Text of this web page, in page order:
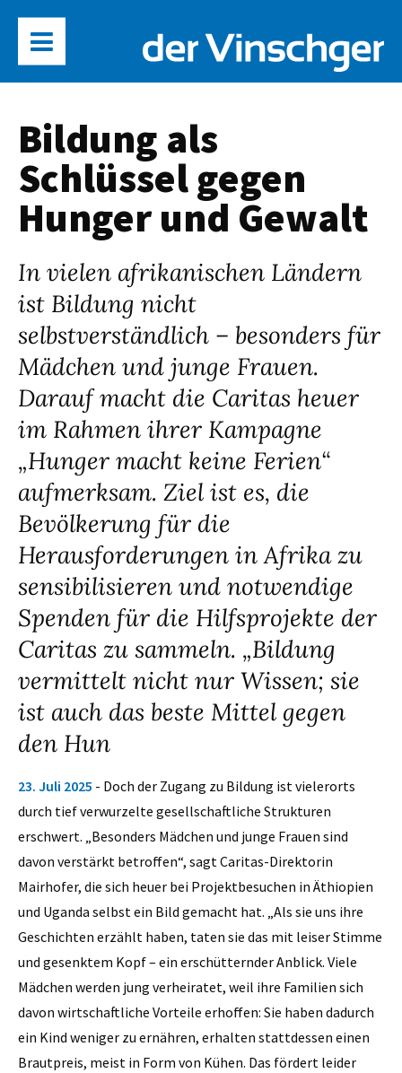
Bildung als
Schlüssel gegen
Hunger und Gewalt
In vielen afrikanischen Ländern
ist Bildung nicht
selbstverständlich – besonders für
Mädchen und junge Frauen.
Darauf macht die Caritas heuer
im Rahmen ihrer Kampagne
„Hunger macht keine Ferien“
aufmerksam. Ziel ist es, die
Bevölkerung für die
Herausforderungen in Afrika zu
sensibilisieren und notwendige
Spenden für die Hilfsprojekte der
Caritas zu sammeln. „Bildung
vermittelt nicht nur Wissen; sie
ist auch das beste Mittel gegen
den Hun
23. Juli 2025 - Doch der Zugang zu Bildung ist vielerorts
durch tief verwurzelte gesellschaftliche Strukturen
erschwert. „Besonders Mädchen und junge Frauen sind
davon verstärkt betroffen“, sagt Caritas-Direktorin
Mairhofer, die sich heuer bei Projektbesuchen in Äthiopien
und Uganda selbst ein Bild gemacht hat. „Als sie uns ihre
Geschichten erzählt haben, taten sie das mit leiser Stimme
und gesenktem Kopf – ein erschütternder Anblick. Viele
Mädchen werden jung verheiratet, weil ihre Familien sich
davon wirtschaftliche Vorteile erhoffen: Sie haben dadurch
ein Kind weniger zu ernähren, erhalten stattdessen einen
Brautpreis, meist in Form von Kühen. Das fördert leider